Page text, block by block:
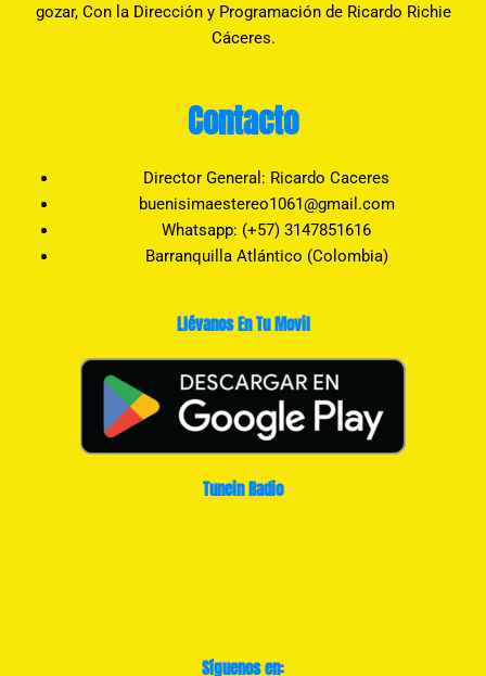
gozar, Con la Dirección y Programación de Ricardo Richie
Cáceres.
Contacto
Director General: Ricardo Caceres
buenisimaestereo1061@gmail.com
Whatsapp: (+57) 3147851616
Barranquilla Atlántico (Colombia)
Llévanos En Tu Movil
Tunein Radio
Síguenos en: